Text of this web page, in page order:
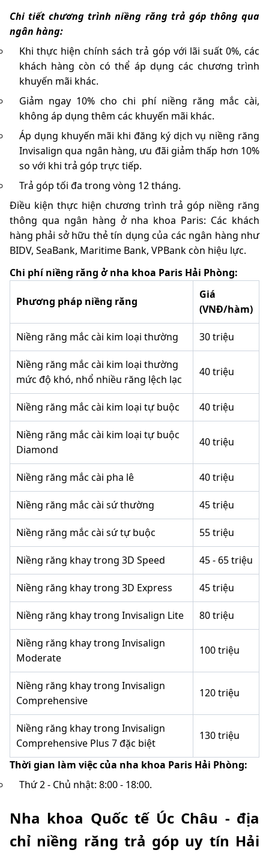
Chi tiết chương trình niềng răng trả góp thông qua
ngân hàng:
Khi thực hiện chính sách trả góp với lãi suất 0%, các
khách hàng còn có thể áp dụng các chương trình
khuyến mãi khác.
Giảm ngay 10% cho chi phí niềng răng mắc cài,
không áp dụng thêm các khuyến mãi khác.
Áp dụng khuyến mãi khi đăng ký dịch vụ niềng răng
Invisalign qua ngân hàng, ưu đãi giảm thấp hơn 10%
so với khi trả góp trực tiếp.
Trả góp tối đa trong vòng 12 tháng.
Điều kiện thực hiện chương trình trả góp niềng răng
thông qua ngân hàng ở nha khoa Paris: Các khách
hàng phải sở hữu thẻ tín dụng của các ngân hàng như
BIDV, SeaBank, Maritime Bank, VPBank còn hiệu lực.
Chi phí niềng răng ở nha khoa Paris Hải Phòng:
Phương pháp niềng răng
Giá
(VNĐ/hàm)
Niềng răng mắc cài kim loại thường 30 triệu
Niềng răng mắc cài kim loại thường
mức độ khó, nhổ nhiều răng lệch lạc
40 triệu
Niềng răng mắc cài kim loại tự buộc 40 triệu
Niềng răng mắc cài kim loại tự buộc
Diamond
40 triệu
Niềng răng mắc cài pha lê 40 triệu
Niềng răng mắc cài sứ thường 45 triệu
Niềng răng mắc cài sứ tự buộc 55 triệu
Niềng răng khay trong 3D Speed 45 - 65 triệu
Niềng răng khay trong 3D Express 45 triệu
Niềng răng khay trong Invisalign Lite 80 triệu
Niềng răng khay trong Invisalign
Moderate
100 triệu
Niềng răng khay trong Invisalign
Comprehensive
120 triệu
Niềng răng khay trong Invisalign
Comprehensive Plus 7 đặc biệt
130 triệu
Thời gian làm việc của nha khoa Paris Hải Phòng:
Thứ 2 - Chủ nhật: 8:00 - 18:00.
Nha khoa Quốc tế Úc Châu - địa
chỉ niềng răng trả góp uy tín Hải